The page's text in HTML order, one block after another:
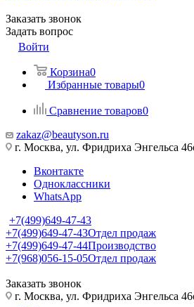
Заказать звонок
Задать вопрос
Войти
Корзина0
Избранные товары0
Сравнение товаров0
zakaz@beautyson.ru
г. Москва, ул. Фридриха Энгельса
Вконтакте
Одноклассники
WhatsApp
+7(499)649-47-43
+7(499)649-47-43Отдел продаж
+7(499)649-47-44Производство
+7(968)056-15-05Отдел продаж
Заказать звонок
г. Москва, ул. Фридриха Энгельса